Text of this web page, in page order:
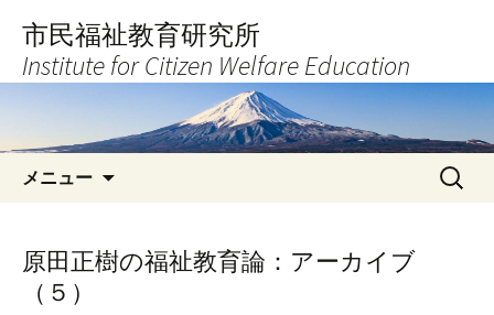
へ
キ
市民福祉教育研究所
Institute for Citizen Welfare Education
メニュー
検
索:
原田正樹の福祉教育論：アーカイブ
（５）